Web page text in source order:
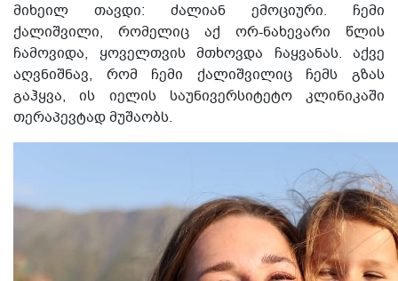
მიხეილ თავდი: ძალიან ემოციური. ჩემი
ქალიშვილი, რომელიც აქ ორ-ნახევარი წლის
ჩამოვიდა, ყოველთვის მთხოვდა
ჩაყვანას. აქვე
აღვნიშნავ, რომ ჩემი ქალიშვილიც ჩემს გზას
გაჰყვა, ის იელის საუნივერსიტეტო კლინიკაში
თერაპევტად მუშაობს.